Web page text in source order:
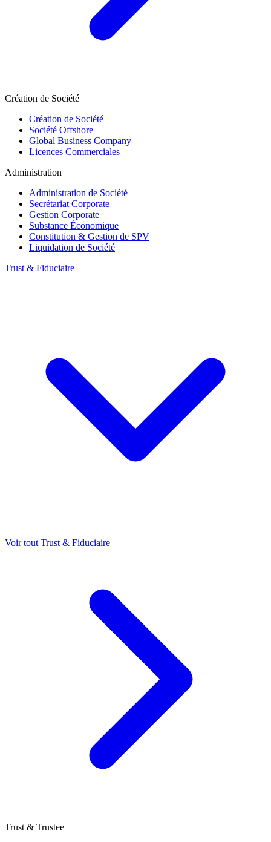
Création de Société
Création de Société
Société Offshore
Global Business Company
Licences Commerciales
Administration
Administration de Société
Secrétariat Corporate
Gestion Corporate
Substance Économique
Constitution & Gestion de SPV
Liquidation de Société
Trust & Fiduciaire
Voir tout Trust & Fiduciaire
Trust & Trustee